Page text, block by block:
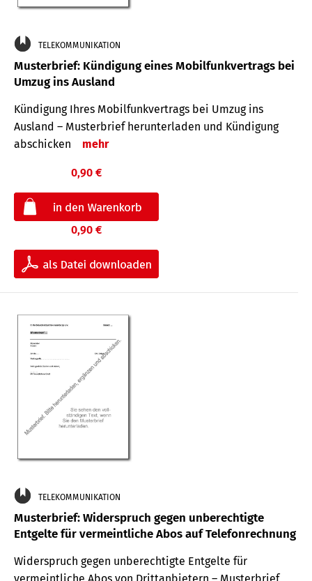
TELEKOMMUNIKATION
Musterbrief: Kündigung eines Mobilfunkvertrags bei
Umzug ins Ausland
Kündigung Ihres Mobilfunkvertrags bei Umzug ins
Ausland – Musterbrief herunterladen und Kündigung
abschicken
mehr
0,90 €
0,90 €
TELEKOMMUNIKATION
Musterbrief: Widerspruch gegen unberechtigte
Entgelte für vermeintliche Abos auf Telefonrechnung
Widerspruch gegen unberechtigte Entgelte für
vermeintliche Abos von Drittanbietern – Musterbrief